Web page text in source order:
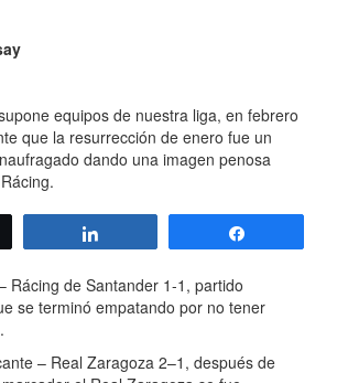
equipos de nuestra liga, en febrero
que la resurrección de enero fue un
dando una imagen penosa
Rácing de Santander 1-1, partido
se terminó empatando por no tener
– Real Zaragoza 2–1, después de